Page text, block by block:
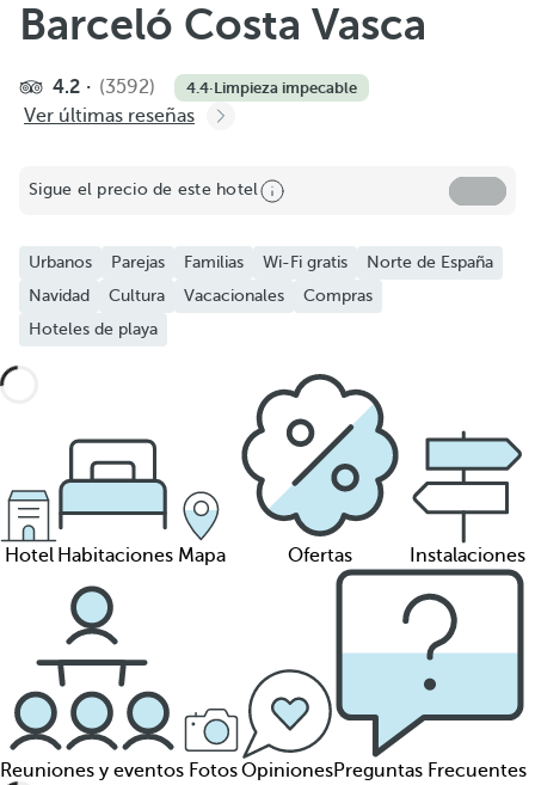
Barceló Costa Vasca
4.2 (3592) 4.4·Limpieza impecable
Ver últimas reseñas
Sigue el precio de este hotel
Urbanos Parejas Familias Wi-Fi gratis
Norte de España
Navidad
Cultura Vacacionales
Compras
Hoteles de playa
Hotel Habitaciones Mapa Ofertas Instalaciones
Reuniones y eventos FotosOpinionesPreguntas Frecuentes